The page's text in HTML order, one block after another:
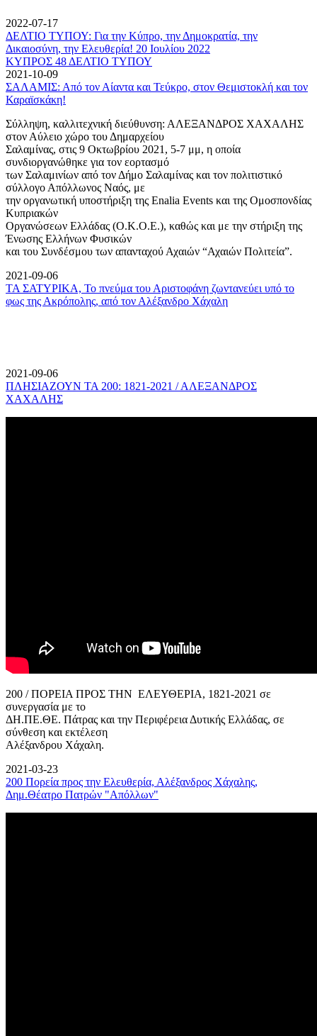
2022-07-17
ΔΕΛΤΙΟ ΤΥΠΟΥ: Για την Κύπρο, την Δημοκρατία, την
Δικαιοσύνη, την Ελευθερία! 20 Ιουλίου 2022
ΚΥΠΡΟΣ 48 ΔΕΛΤΙΟ ΤΥΠΟΥ
2021-10-09
ΣΑΛΑΜΙΣ: Από τον Αίαντα και Τεύκρο, στον Θεμιστοκλή και τον
Καραϊσκάκη!
Σύλληψη, καλλιτεχνική διεύθυνση: ΑΛΕΞΑΝΔΡΟΣ ΧΑΧΑΛΗΣ
στον Αύλειο χώρο του Δημαρχείου
Σαλαμίνας, στις 9 Οκτωβρίου 2021, 5-7 μμ, η οποία
συνδιοργανώθηκε για τον εορτασμό
των Σαλαμινίων από τον Δήμο Σαλαμίνας και τον πολιτιστικό
σύλλογο Απόλλωνος Ναός, με
την οργανωτική υποστήριξη της Enalia Events και της Ομοσπονδίας
Κυπριακών
Οργανώσεων Ελλάδας (Ο.Κ.Ο.Ε.), καθώς και με την στήριξη της
Ένωσης Ελλήνων Φυσικών
και του Συνδέσμου των απανταχού Αχαιών “Αχαιών Πολιτεία”.
2021-09-06
ΤΑ ΣΑΤΥΡΙΚΑ, Το πνεύμα του Αριστοφάνη ζωντανεύει υπό το
φως της Ακρόπολης, από τον Αλέξανδρο Χάχαλη
2021-09-06
ΠΛΗΣΙΑΖΟΥΝ ΤΑ 200: 1821-2021 / ΑΛΕΞΑΝΔΡΟΣ
ΧΑΧΑΛΗΣ
200 / ΠΟΡΕΙΑ ΠΡΟΣ ΤΗΝ ΕΛΕΥΘΕΡΙΑ, 1821-2021 σε
συνεργασία με το
ΔΗ.ΠΕ.ΘΕ. Πάτρας και την Περιφέρεια Δυτικής Ελλάδας, σε
σύνθεση και εκτέλεση
Αλέξανδρου Χάχαλη.
2021-03-23
200 Πορεία προς την Ελευθερία, Αλέξανδρος Χάχαλης,
Δημ.Θέατρο Πατρών "Απόλλων"